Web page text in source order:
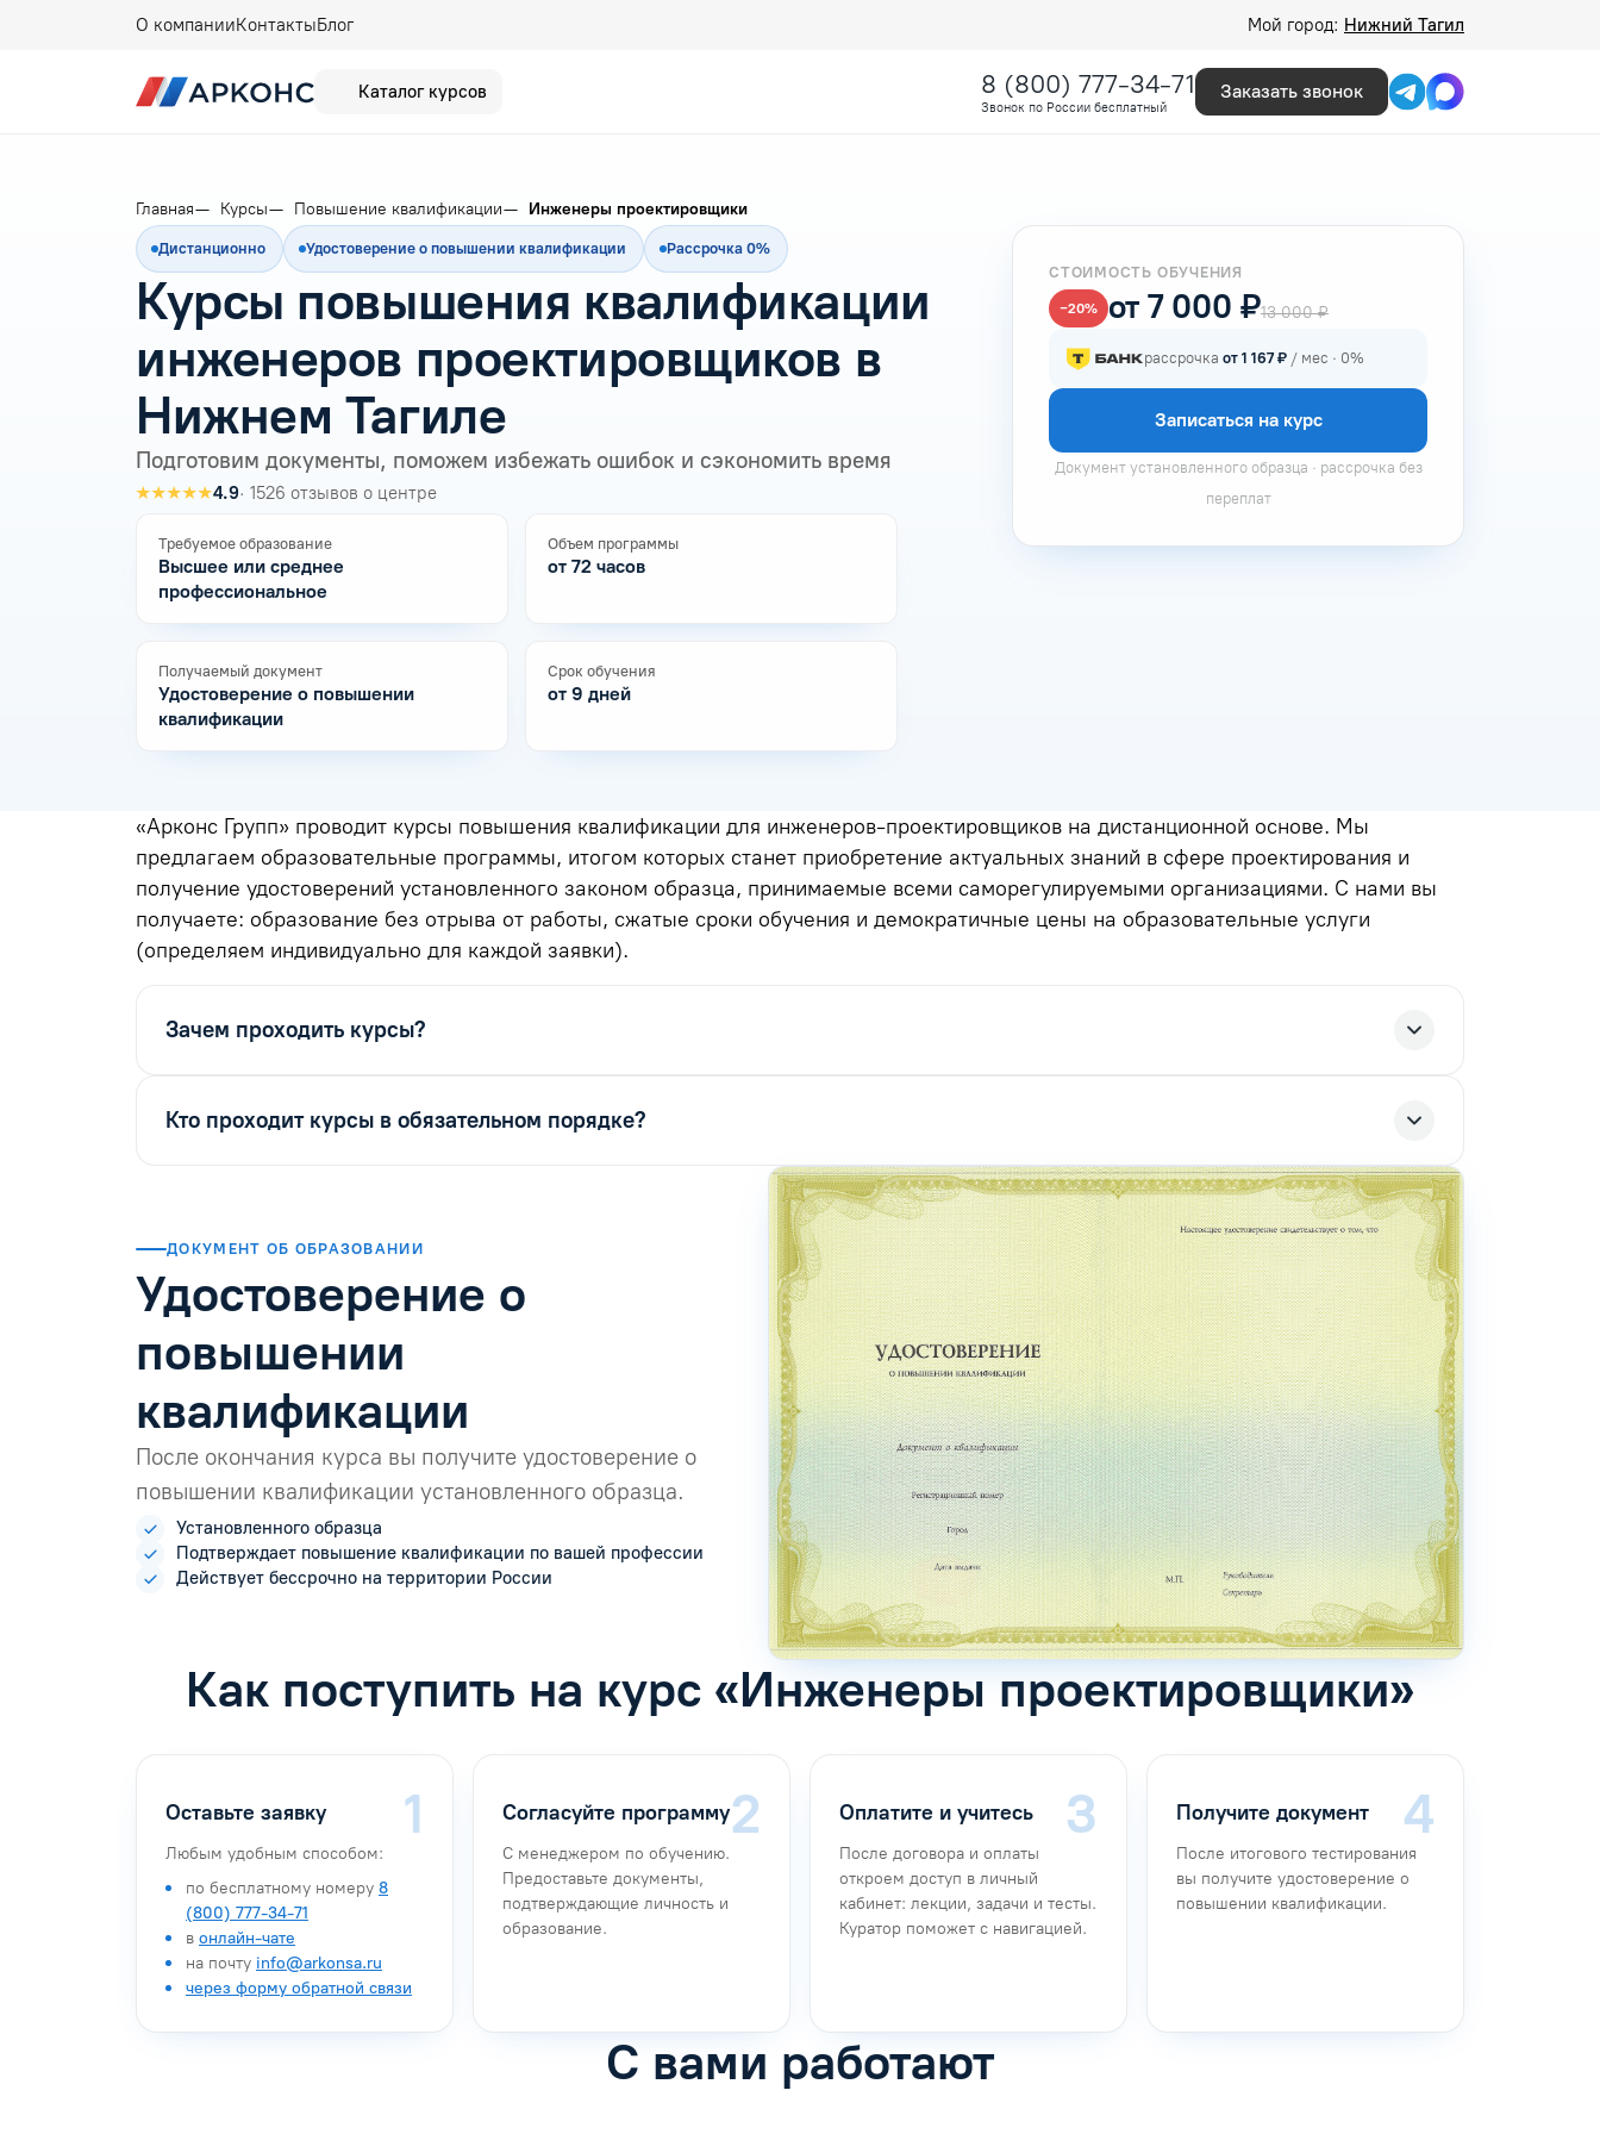
О компанииКонтактыБлог Мой город: Нижний Тагил
Каталог курсов 8 (800) 777-34-71
Звонок по России бесплатный
Заказать звонок
Главная Курсы Повышение квалификации Инженеры проектировщики
Дистанционно Удостоверение о повышении квалификации Рассрочка 0%
Курсы повышения квалификации
инженеров проектировщиков в
Нижнем Тагиле
Подготовим документы, поможем избежать ошибок и сэкономить время
★★★★★4.9· 1526 отзывов о центре
Требуемое образование
Высшее или среднее
профессиональное
Объем программы
от 72 часов
Получаемый документ
Удостоверение о повышении
квалификации
Срок обучения
от 9 дней
СТОИМОСТЬ ОБУЧЕНИЯ
−20% от 7 000 ₽13 000 ₽
рассрочка от 1 167 ₽ / мес · 0%
Записаться на курс
Документ установленного образца · рассрочка без
переплат
«Арконс Групп» проводит курсы повышения квалификации для инженеров-проектировщиков на дистанционной основе. Мы
предлагаем образовательные программы, итогом которых станет приобретение актуальных знаний в сфере проектирования и
получение удостоверений установленного законом образца, принимаемые всеми саморегулируемыми организациями. С нами вы
получаете: образование без отрыва от работы, сжатые сроки обучения и демократичные цены на образовательные услуги
(определяем индивидуально для каждой заявки).
Зачем проходить курсы?
Кто проходит курсы в обязательном порядке?
ДОКУМЕНТ ОБ ОБРАЗОВАНИИ
Удостоверение о
повышении
квалификации
После окончания курса вы получите удостоверение о
повышении квалификации установленного образца.
Установленного образца
Подтверждает повышение квалификации по вашей профессии
Действует бессрочно на территории России
Как поступить на курс «Инженеры проектировщики»
Оставьте заявку
Любым удобным способом:
по бесплатному номеру 8
(800) 777-34-71
в онлайн-чате
на почту info@arkonsa.ru
через форму обратной связи
Согласуйте программу
С менеджером по обучению.
Предоставьте документы,
подтверждающие личность и
образование.
Оплатите и учитесь
После договора и оплаты
откроем доступ в личный
кабинет: лекции, задачи и тесты.
Куратор поможет с навигацией.
Получите документ
После итогового тестирования
вы получите удостоверение о
повышении квалификации.
С вами работают